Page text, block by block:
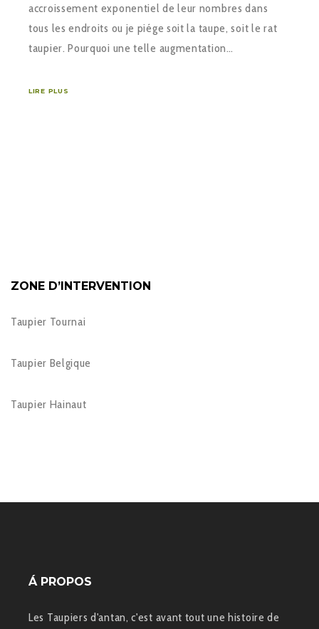
accroissement exponentiel de leur nombres dans
tous les endroits ou je piége soit la taupe, soit le rat
taupier. Pourquoi une telle augmentation…
LIRE PLUS
ZONE D’INTERVENTION
Taupier Tournai
Taupier Belgique
Taupier Hainaut
Á PROPOS
Les Taupiers d'antan, c'est avant tout une histoire de